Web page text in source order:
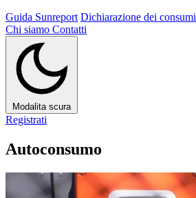
Guida Sunreport Dichiarazione dei consumi
Chi siamo Contatti
Modalita scura
Registrati
Autoconsumo